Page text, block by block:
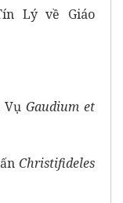
Lý về Giáo
Vụ Gaudium et
Christifideles